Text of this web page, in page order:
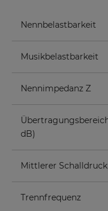
Nennbelastbarkeit
Musikbelastbarkeit
Nennimpedanz Z
dB)
Mittlerer
Trennfrequenz